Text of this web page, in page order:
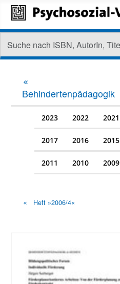
Behindertenpädagogik
2023 2022 2021
2017 2016 2015
2011 2010 2009
Heft »2006/4«